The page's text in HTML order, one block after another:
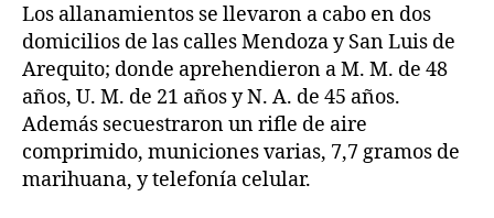
Los allanamientos se llevaron a cabo en dos
domicilios de las calles Mendoza y San Luis de
Arequito; donde aprehendieron a M. M. de 48
años, U. M. de 21 años y N. A. de 45 años.
Además secuestraron un rifle de aire
comprimido, municiones varias, 7,7 gramos de
marihuana, y telefonía celular.